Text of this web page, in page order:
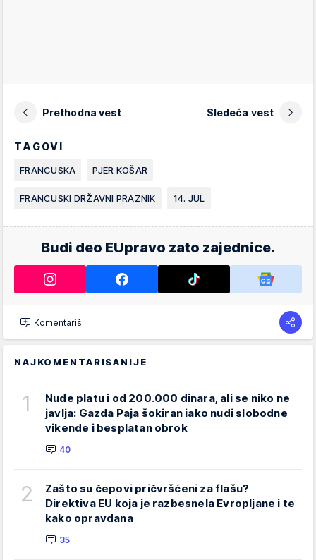
Prethodna vest Sledeća vest
TAGOVI
FRANCUSKA PJER KOŠAR
FRANCUSKI DRŽAVNI PRAZNIK 14. JUL
Budi deo EUpravo zato zajednice.
Komentariši
NAJKOMENTARISANIJE
1
Nude platu i od 200.000 dinara, ali se niko ne
javlja: Gazda Paja šokiran iako nudi slobodne
vikende i besplatan obrok
40
2
Zašto su čepovi pričvršćeni za flašu?
Direktiva EU koja je razbesnela Evropljane i te
kako opravdana
35